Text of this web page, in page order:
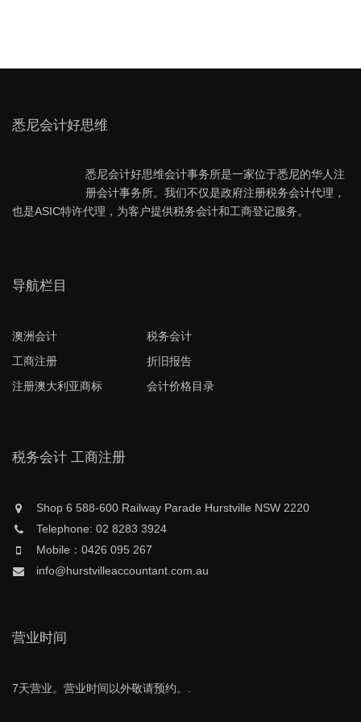
悉尼会计好思维
悉尼会计好思维会计事务所是一家位于悉尼的华人注
册会计事务所。我们不仅是政府注册税务会计代理，
也是ASIC特许代理，为客户提供税务会计和工商登记服务。
导航栏目
澳洲会计
税务会计
工商注册
折旧报告
注册澳大利亚商标
会计价格目录
税务会计 工商注册
Shop 6 588-600 Railway Parade Hurstville NSW 2220
Telephone: 02 8283 3924
Mobile：0426 095 267
info@hurstvilleaccountant.com.au
营业时间
7天营业。营业时间以外敬请预约。.